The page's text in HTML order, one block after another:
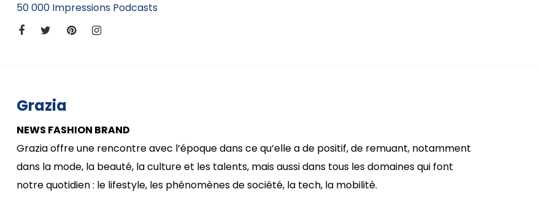
50 000 Impressions Podcasts
Grazia
NEWS FASHION BRAND
Grazia offre une rencontre avec l’époque dans ce qu’elle a de positif, de remuant, notamment
dans la mode, la beauté, la culture et les talents, mais aussi dans tous les domaines qui font
notre quotidien : le lifestyle, les phénomènes de société, la tech, la mobilité.